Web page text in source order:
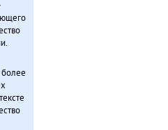
70 анӈанил [2] (2013)
булталин» [1] (2013)
булталин» [2] (2013)
(2013)
(2013)
денчанал (2013)